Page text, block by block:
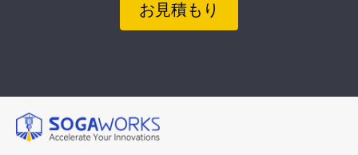
お見積もり